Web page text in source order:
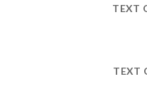
TEXT
TEXT